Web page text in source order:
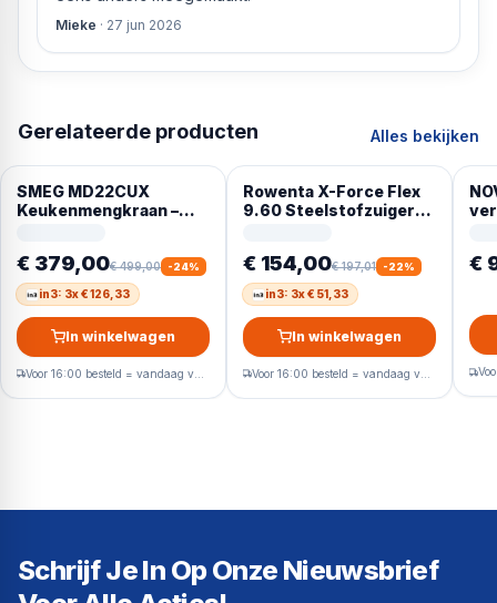
Mieke · 27 jun 2026
Gerelateerde producten Alles bekijken
SMEG MD22CUX
Keukenmengkraan –
PVD
€ 379,00€ 499,00 -24%
in3: 3x € 126,33
In winkelwagen
Rowenta X-Force Flex
9.60 Steelstofzuiger
€ 154,00€ 197,01 -22%
in3: 3x € 51,33
In winkelwagen
€
Schrijf Je In Op Onze Nieuwsbrief